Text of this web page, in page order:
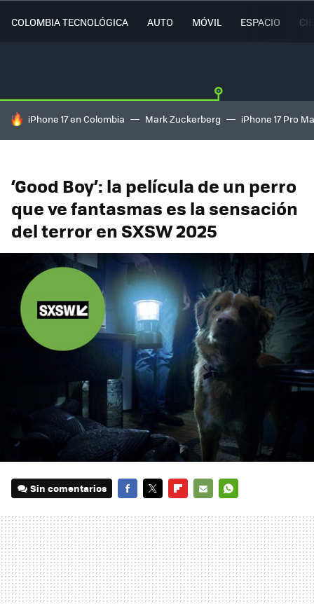
COLOMBIA TECNOLÓGICA AUTO MÓVIL ESPACIO
HOY SE HABLA DE
iPhone 17 en Colombia Mark Zuckerberg iPhone 17 Pro
‘Good Boy’: la película de un perro
que ve fantasmas es la sensación
del terror en SXSW 2025
Sin comentarios
MAIL